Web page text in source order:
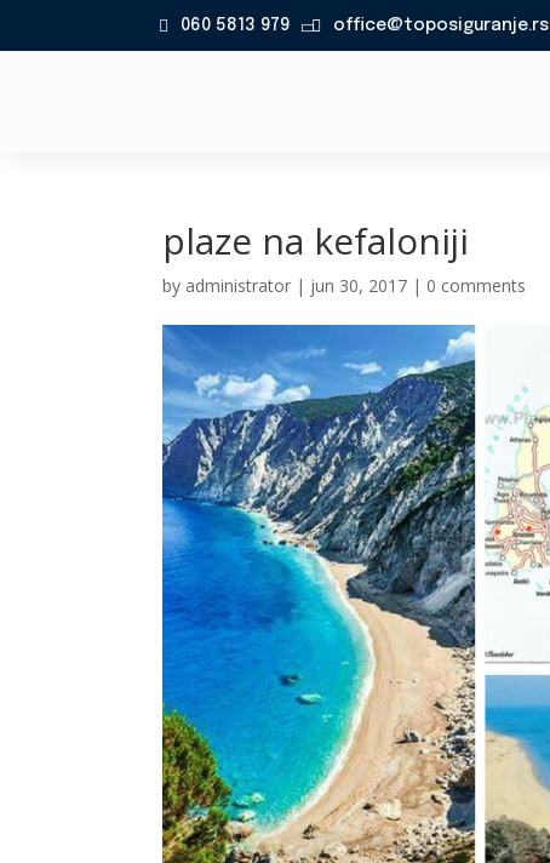
060 5813 979  office@toposiguranje.rs
plaze na kefaloniji
by administrator | jun 30, 2017 | 0 comments